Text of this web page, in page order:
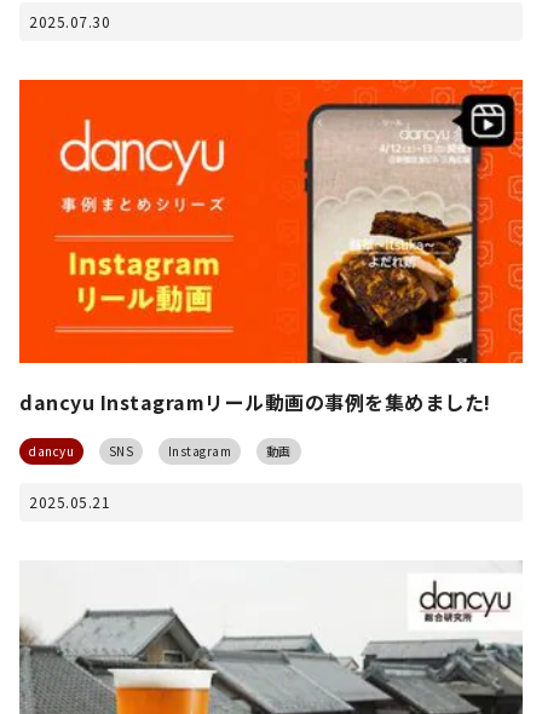
2025.07.30
dancyu Instagramリール動画の事例を集めました!
dancyu SNS Instagram 動画
2025.05.21